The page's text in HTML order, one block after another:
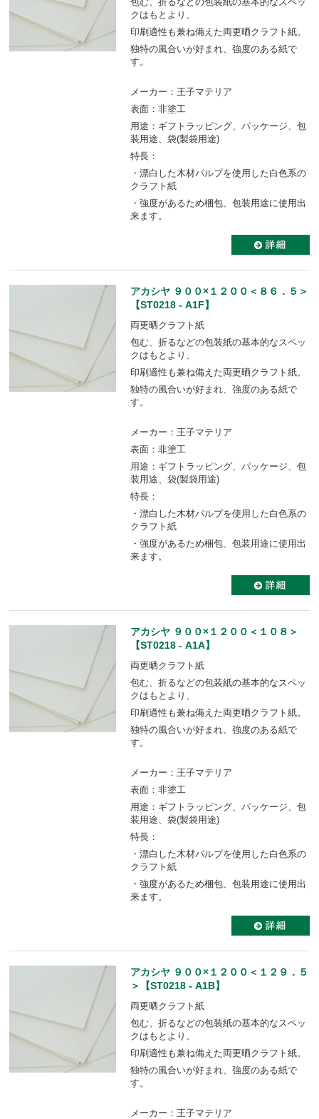
クはもとより、
印刷適性も兼ね備えた両更晒クラフト紙。
独特の風合いが好まれ、強度のある紙で
す。
メーカー：王子マテリア
表面：非塗工
用途：ギフトラッピング、パッケージ、包
装用途、袋(製袋用途)
特長：
・漂白した木材パルプを使用した白色系の
クラフト紙
・強度があるため梱包、包装用途に使用出
来ます。
アカシヤ ９００×１２００＜８６．５＞
【ST0218 - A1F】
両更晒クラフト紙
包む、折るなどの包装紙の基本的なスペッ
クはもとより、
印刷適性も兼ね備えた両更晒クラフト紙。
独特の風合いが好まれ、強度のある紙で
す。
メーカー：王子マテリア
表面：非塗工
用途：ギフトラッピング、パッケージ、包
装用途、袋(製袋用途)
特長：
・漂白した木材パルプを使用した白色系の
クラフト紙
・強度があるため梱包、包装用途に使用出
来ます。
アカシヤ ９００×１２００＜１０８＞
【ST0218 - A1A】
両更晒クラフト紙
包む、折るなどの包装紙の基本的なスペッ
クはもとより、
印刷適性も兼ね備えた両更晒クラフト紙。
独特の風合いが好まれ、強度のある紙で
す。
メーカー：王子マテリア
表面：非塗工
用途：ギフトラッピング、パッケージ、包
装用途、袋(製袋用途)
特長：
・漂白した木材パルプを使用した白色系の
クラフト紙
・強度があるため梱包、包装用途に使用出
来ます。
アカシヤ ９００×１２００＜１２９．５
＞【ST0218 - A1B】
両更晒クラフト紙
包む、折るなどの包装紙の基本的なスペッ
クはもとより、
印刷適性も兼ね備えた両更晒クラフト紙。
独特の風合いが好まれ、強度のある紙で
す。
メーカー：王子マテリア